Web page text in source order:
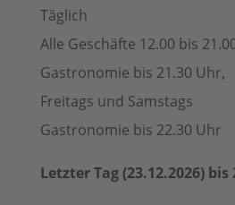
Täglich
Alle Geschäfte 12.00 bis
Gastronomie bis 21.30 Uhr,
Freitags und Samstags
Gastronomie bis 22.30 Uhr
Letzter Tag (23.12.2026)